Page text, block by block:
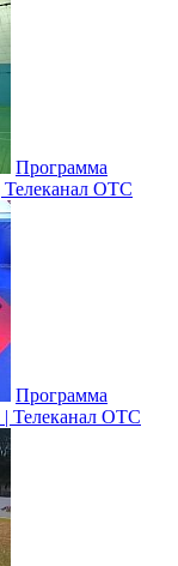
Программа
Телеканал ОТС
Программа
| Телеканал ОТС